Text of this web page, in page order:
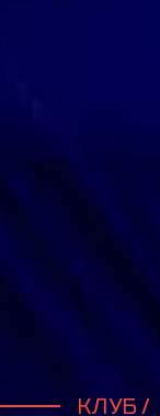
КЛУБ /